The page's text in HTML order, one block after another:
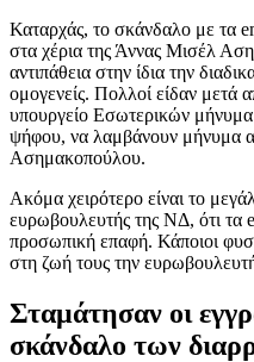
Καταρχάς, το σκάνδαλο με τα
στα χέρια της Άννας Μισέλ
αντιπάθεια στην ίδια την
ομογενείς. Πολλοί είδαν μετά
υπουργείο Εσωτερικών μήνυμα
ψήφου, να λαμβάνουν μήνυμα
Ασημακοπούλου.
Ακόμα χειρότερο είναι το
ευρωβουλευτής της ΝΔ, ότι τα
προσωπική επαφή. Κάποιοι
στη ζωή τους την
Σταμάτησαν οι
σκάνδαλο των